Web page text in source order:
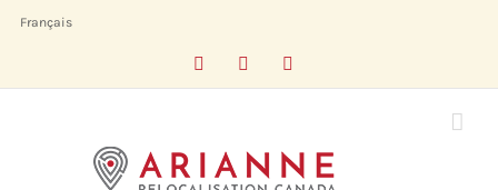
Français
FacebookLinkedIn